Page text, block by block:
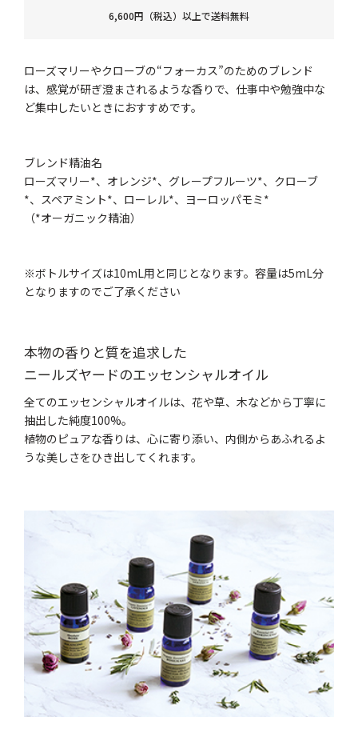
6,600円（税込）以上で送料無料
ローズマリーやクローブの“フォーカス”のためのブレンド
は、感覚が研ぎ澄まされるような香りで、仕事中や勉強中な
ど集中したいときにおすすめです。
ブレンド精油名
ローズマリー*、オレンジ*、グレープフルーツ*、クローブ
*、スペアミント*、ローレル*、ヨーロッパモミ*
（*オーガニック精油）
※ボトルサイズは10mL用と同じとなります。容量は5mL分
となりますのでご了承ください
本物の香りと質を追求した
ニールズヤードのエッセンシャルオイル
全てのエッセンシャルオイルは、花や草、木などから丁寧に
抽出した純度100%。
植物のピュアな香りは、心に寄り添い、内側からあふれるよ
うな美しさをひき出してくれます。